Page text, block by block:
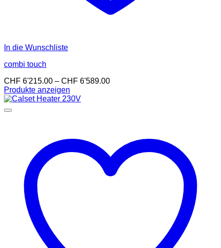
In die Wunschliste
combi touch
CHF 6'215.00 – CHF 6'589.00Preisspanne:
Produkte anzeigen